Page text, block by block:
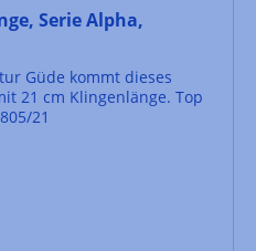
Serie Alpha,
Güde kommt dieses
21 cm Klingenlänge. Top
21